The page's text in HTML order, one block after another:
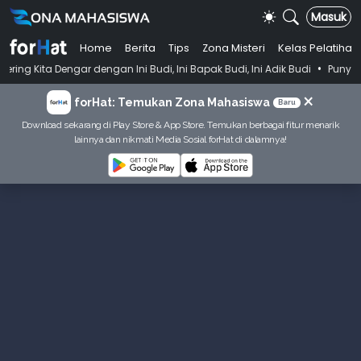
Masuk
Home Berita Tips Zona Misteri
Kelas Pelatihan
dengan Ini Budi, Ini Bapak Budi, Ini Adik Budi • Punya Tujuan
forHat: Temukan Zona Mahasiswa Baru ×
Download sekarang di Play Store & App Store. Temukan berbagai fitur menarik
lainnya dan nikmati Media Sosial forHat di dalamnya!